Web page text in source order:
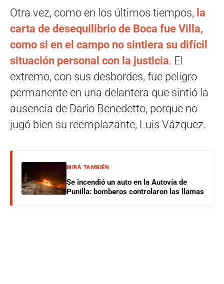
Otra vez, como en los últimos tiempos, la
carta de desequilibrio de Boca fue Villa,
como si en el campo no sintiera su difícil
situación personal con la justicia. El
extremo, con sus desbordes, fue peligro
permanente en una delantera que sintió la
ausencia de Darío Benedetto, porque no
jugó bien su reemplazante, Luis Vázquez.
MIRÁ TAMBIÉN
Se incendió un auto en la Autovía de
Punilla: bomberos controlaron las llamas